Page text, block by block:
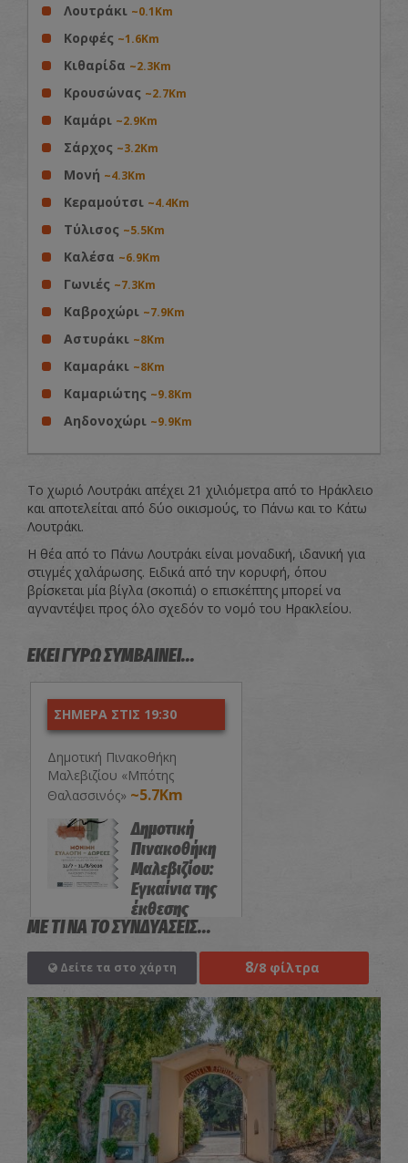
Λουτράκι ~0.1Km
Κορφές ~1.6Km
Κιθαρίδα ~2.3Km
Κρουσώνας ~2.7Km
Καμάρι ~2.9Km
Σάρχος ~3.2Km
Μονή ~4.3Km
Κεραμούτσι ~4.4Km
Τύλισος ~5.5Km
Καλέσα ~6.9Km
Γωνιές ~7.3Km
Καβροχώρι ~7.9Km
Αστυράκι ~8Km
Καμαράκι ~8Km
Καμαριώτης ~9.8Km
Αηδονοχώρι ~9.9Km
Το χωριό Λουτράκι απέχει 21 χιλιόμετρα από το Ηράκλειο
και αποτελείται από δύο οικισμούς, το Πάνω και το Κάτω
Λουτράκι.
Η θέα από το Πάνω Λουτράκι είναι μοναδική, ιδανική για
στιγμές χαλάρωσης. Ειδικά από την κορυφή, όπου
βρίσκεται μία βίγλα (σκοπιά) ο επισκέπτης μπορεί να
αγναντέψει προς όλο σχεδόν το νομό του Ηρακλείου.
ΕΚΕΙ ΓΥΡΩ ΣΥΜΒΑΙΝΕΙ...
ΣΗΜΕΡΑ ΣΤΙΣ 19:30
Δημοτική Πινακοθήκη
Μαλεβιζίου «Μπότης
Θαλασσινός» ~5.7Km
Δημοτική
Πινακοθήκη
Μαλεβιζίου:
Εγκαίνια της
έκθεσης
«Μόνιμη
Συλλογή-
Δωρεές»
ΜΕ ΤΙ ΝΑ ΤΟ ΣΥΝΔΥΑΣΕΙΣ...
Δείτε τα στο χάρτη 8/8 φίλτρα